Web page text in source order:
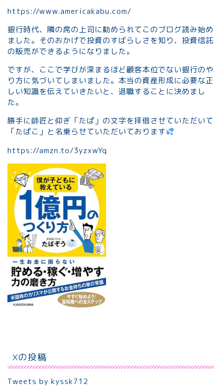
https://www.americakabu.com/
銀行時代、隣の席の上司に勧められてこのブログ読み始め
ました。そのおかげで投資のすばらしさを知り、投資信託
の販売ができるようになりました。
ですが、ここで学びが深まるほど顧客本位でない銀行のや
り方に気づいてしまいました。本当の資産形成に必要な正
しい知識を伝えていきたいと、退職することに決めまし
た。
勝手に師匠と仰ぎ「たぱ」の文字を拝借させていただいて
「たぱこ」と名乗らせていただいております
https://amzn.to/3yzxwYq
Xの投稿
Tweets by kyssk712